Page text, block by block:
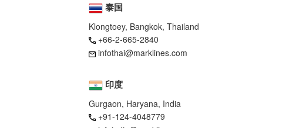
泰国
Klongtoey, Bangkok, Thailand
+66-2-665-2840
infothai@marklines.com
印度
Gurgaon, Haryana, India
+91-124-4048779